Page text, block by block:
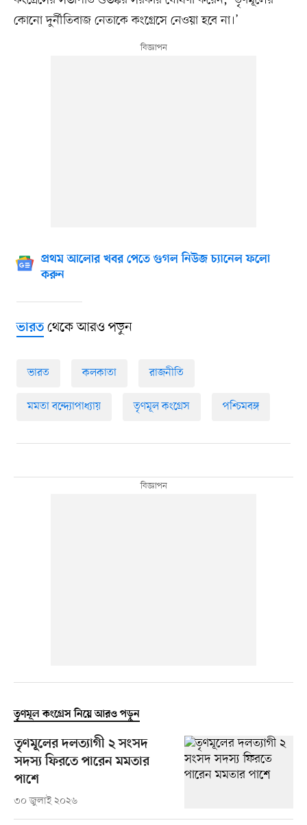
কোনো দুর্নীতিবাজ নেতাকে কংগ্রেসে নেওয়া হবে না।’
প্রথম আলোর খবর পেতে গুগল নিউজ চ্যানেল ফলো
করুন
ভারতথেকে আরও পড়ুন
ভারত কলকাতা রাজনীতি
মমতা বন্দ্যোপাধ্যায় তৃণমূল কংগ্রেস পশ্চিমবঙ্গ
তৃণমূল কংগ্রেস নিয়ে আরও পড়ুন
তৃণমূলের দলত্যাগী ২ সংসদ
সদস্য ফিরতে পারেন মমতার
পাশে
৩০ জুলাই ২০২৬